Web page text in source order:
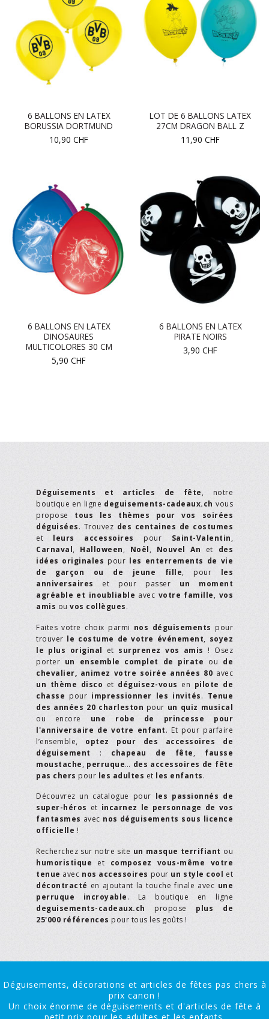
6 BALLONS EN LATEX
BORUSSIA DORTMUND
10,90 CHF
LOT DE 6 BALLONS LATEX
27CM DRAGON BALL Z
11,90 CHF
6 BALLONS EN LATEX
DINOSAURES
MULTICOLORES 30 CM
5,90 CHF
6 BALLONS EN LATEX
PIRATE NOIRS
3,90 CHF
Déguisements et articles de fête, notre
boutique en ligne deguisements-cadeaux.ch vous
propose tous les thèmes pour vos soirées
déguisées. Trouvez des centaines de costumes
et leurs accessoires pour Saint-Valentin,
Carnaval, Halloween, Noël, Nouvel An et des
idées originales pour les enterrements de vie
de garçon ou de jeune fille, pour les
anniversaires et pour passer un moment
agréable et inoubliable avec votre famille, vos
amis ou vos collègues.
Faites votre choix parmi nos déguisements pour
trouver le costume de votre événement, soyez
le plus original et surprenez vos amis ! Osez
porter un ensemble complet de pirate ou de
chevalier, animez votre soirée années 80 avec
un thème disco et déguisez-vous en pilote de
chasse pour impressionner les invités. Tenue
des années 20 charleston pour un quiz musical
ou encore une robe de princesse pour
l'anniversaire de votre enfant. Et pour parfaire
l’ensemble, optez pour des accessoires de
déguisement : chapeau de fête, fausse
moustache, perruque… des accessoires de fête
pas chers pour les adultes et les enfants.
Découvrez un catalogue pour les passionnés de
super-héros et incarnez le personnage de vos
fantasmes avec nos déguisements sous licence
officielle !
Recherchez sur notre site un masque terrifiant ou
humoristique et composez vous-même votre
tenue avec nos accessoires pour un style cool et
décontracté en ajoutant la touche finale avec une
perruque incroyable. La boutique en ligne
deguisements-cadeaux.ch propose plus de
25'000 références pour tous les goûts !
Déguisements, décorations et articles de fêtes pas chers à
prix canon !
Un choix énorme de déguisements et d'articles de fête à